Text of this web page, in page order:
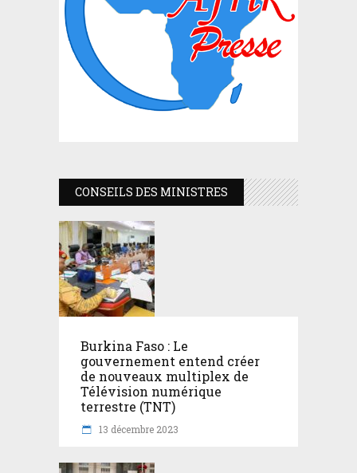
CONSEILS DES MINISTRES
Burkina Faso : Le
gouvernement entend créer
de nouveaux multiplex de
Télévision numérique
terrestre (TNT)
13 décembre 2023